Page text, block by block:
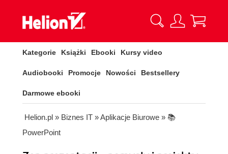
Kategorie Książki Ebooki Kursy video
Audiobooki Promocje Nowości Bestsellery
Darmowe ebooki
Helion.pl » Biznes IT »Aplikacje Biurowe » 📚
PowerPoint